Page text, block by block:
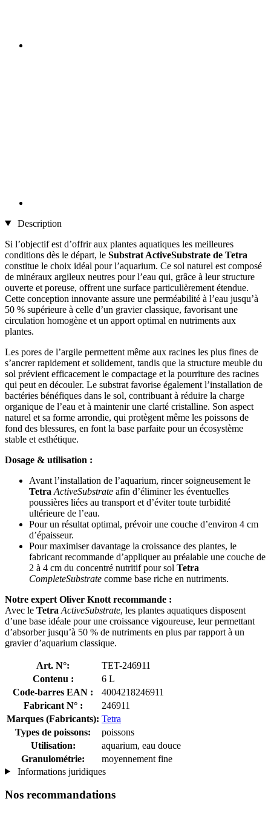
Description
Si l’objectif est d’offrir aux plantes aquatiques les meilleures
conditions dès le départ, le Substrat ActiveSubstrate de Tetra
constitue le choix idéal pour l’aquarium. Ce sol naturel est composé
de minéraux argileux neutres pour l’eau qui, grâce à leur structure
ouverte et poreuse, offrent une surface particulièrement étendue.
Cette conception innovante assure une perméabilité à l’eau jusqu’à
50 % supérieure à celle d’un gravier classique, favorisant une
circulation homogène et un apport optimal en nutriments aux
plantes.
Les pores de l’argile permettent même aux racines les plus fines de
s’ancrer rapidement et solidement, tandis que la structure meuble du
sol prévient efficacement le compactage et la pourriture des racines
qui peut en découler. Le substrat favorise également l’installation de
bactéries bénéfiques dans le sol, contribuant à réduire la charge
organique de l’eau et à maintenir une clarté cristalline. Son aspect
naturel et sa forme arrondie, qui protègent même les poissons de
fond des blessures, en font la base parfaite pour un écosystème
stable et esthétique.
Dosage & utilisation :
Avant l’installation de l’aquarium, rincer soigneusement le
Tetra ActiveSubstrate afin d’éliminer les éventuelles
poussières liées au transport et d’éviter toute turbidité
ultérieure de l’eau.
Pour un résultat optimal, prévoir une couche d’environ 4 cm
d’épaisseur.
Pour maximiser davantage la croissance des plantes, le
fabricant recommande d’appliquer au préalable une couche de
2 à 4 cm du concentré nutritif pour sol Tetra
CompleteSubstrate comme base riche en nutriments.
Notre expert Oliver Knott recommande :
Avec le Tetra ActiveSubstrate, les plantes aquatiques disposent
d’une base idéale pour une croissance vigoureuse, leur permettant
d’absorber jusqu’à 50 % de nutriments en plus par rapport à un
gravier d’aquarium classique.
Art. N°:
TET-246911
Contenu :
6 L
Code-barres EAN :
4004218246911
Fabricant N° :
246911
Marques (Fabricants): Tetra
Types de poissons:
poissons
Utilisation:
aquarium, eau douce
Granulométrie:
moyennement fine
Informations juridiques
Nos recommandations